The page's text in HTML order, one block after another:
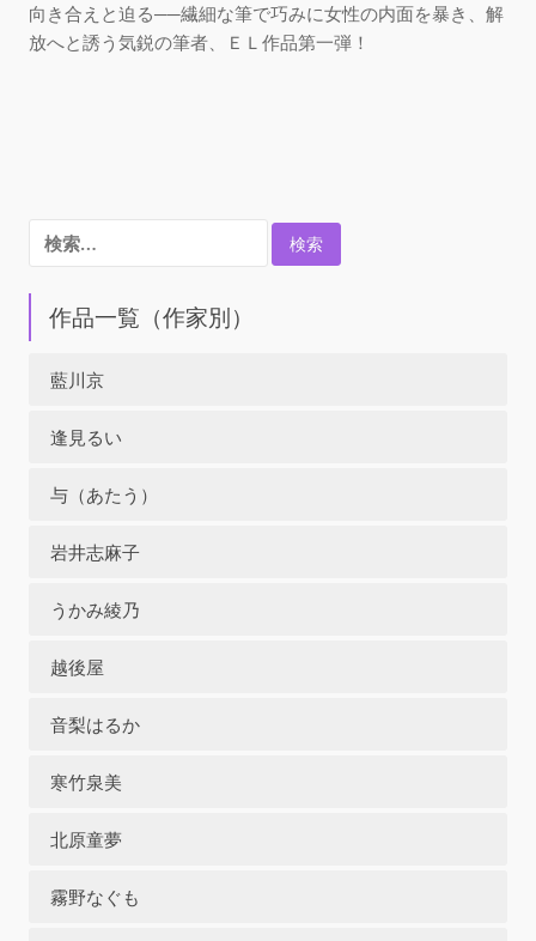
向き合えと迫る──繊細な筆で巧みに女性の内面を暴き、解
放へと誘う気鋭の筆者、ＥＬ作品第一弾！
索:
作品一覧（作家別）
藍川京
逢見るい
与（あたう）
岩井志麻子
うかみ綾乃
越後屋
音梨はるか
寒竹泉美
北原童夢
霧野なぐも